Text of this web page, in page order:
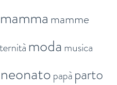
mamma mamme
moda musica
neonatopapà parto